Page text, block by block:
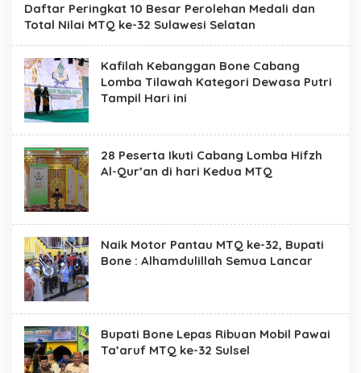
Daftar Peringkat 10 Besar Perolehan Medali dan
Total Nilai MTQ ke-32 Sulawesi Selatan
Kafilah Kebanggan Bone Cabang
Lomba Tilawah Kategori Dewasa Putri
Tampil Hari ini
28 Peserta Ikuti Cabang Lomba Hifzh
Al-Qur’an di hari Kedua MTQ
Naik Motor Pantau MTQ ke-32, Bupati
Bone : Alhamdulillah Semua Lancar
Bupati Bone Lepas Ribuan Mobil Pawai
Ta’aruf MTQ ke-32 Sulsel